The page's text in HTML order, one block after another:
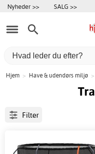
Nyheder >> SALG >>
Hjem > Have & udendørs miljø >
Filter